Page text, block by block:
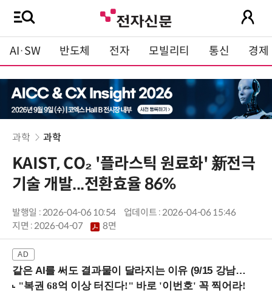
AI·SW 반도체 전자 모빌리티 통신 경제
과학 과학
KAIST, CO₂ '플라스틱 원료화' 新전극
기술 개발...전환효율 86%
발행일 : 2026-04-06 10:54
업데이트 : 2026-04-06 15:46
지면 :2026-04-07 8면
같은 AI를 써도 결과물이 달라지는 이유 (9/15 강남역)